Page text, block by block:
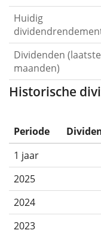
Huidig
Dividenden
maanden)
Historische
Periode
1 jaar
2025
2024
2023